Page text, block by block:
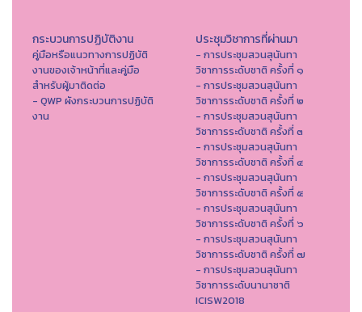
กระบวนการปฏิบัติงาน
คู่มือหรือแนวทางการปฏิบัติ
งานของเจ้าหน้าที่และคู่มือ
สำหรับผู้มาติดต่อ
- QWP ผังกระบวนการปฏิบัติ
งาน
ประชุมวิชาการที่ผ่านมา
- การประชุมสวนสุนันทา
วิชาการระดับชาติ ครั้งที่ ๑
- การประชุมสวนสุนันทา
วิชาการระดับชาติ ครั้งที่ ๒
- การประชุมสวนสุนันทา
วิชาการระดับชาติ ครั้งที่ ๓
- การประชุมสวนสุนันทา
วิชาการระดับชาติ ครั้งที่ ๔
- การประชุมสวนสุนันทา
วิชาการระดับชาติ ครั้งที่ ๕
- การประชุมสวนสุนันทา
วิชาการระดับชาติ ครั้งที่ ๖
- การประชุมสวนสุนันทา
วิชาการระดับชาติ ครั้งที่ ๗
- การประชุมสวนสุนันทา
วิชาการระดับนานาชาติ
ICISW2018